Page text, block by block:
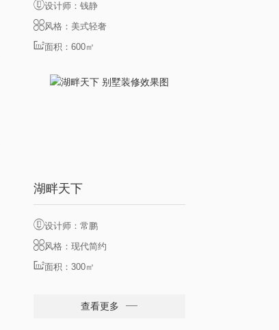
设计师：钱静
风格：美式轻奢
面积：600㎡
湖畔天下
设计师：常鹏
风格：现代简约
面积：300㎡
查看更多